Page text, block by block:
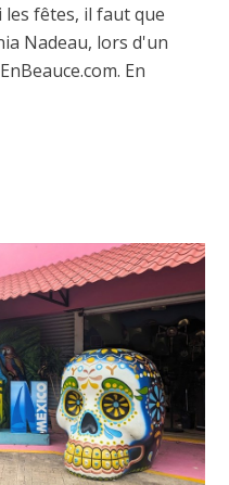
les fêtes, il faut que
Nadeau, lors d'un
En